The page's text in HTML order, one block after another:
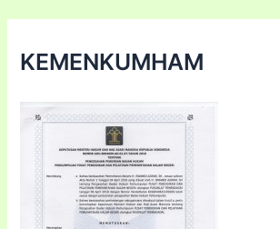
KEMENKUMHAM